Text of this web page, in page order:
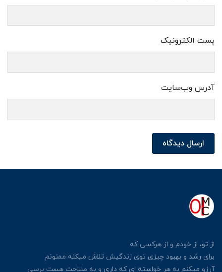
پست الکترونیک
آدرس وب‌سایت
ارسال دیدگاه
از تو، از خودم و از هرکسیکه
برای رشد و بهبود چیزی توی زندگیش تلاش میکنه ممنونم
آرزو میکنم به هر خواسته ای که داری و به صلاحت هست برسی